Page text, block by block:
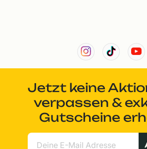
Jetzt keine
verpassen &
Gutscheine